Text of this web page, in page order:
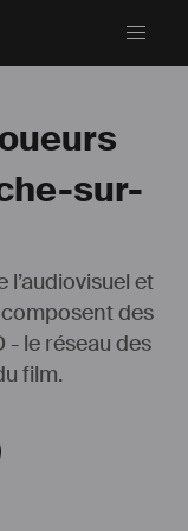
sur-
et
des
- le réseau des
film.